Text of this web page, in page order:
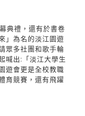
典禮，還有於書卷
」為名的淡江園遊
眾多社團和歌手輪
喊出:「淡江大學生
遊會更是全校教職
育競賽，還有飛躍